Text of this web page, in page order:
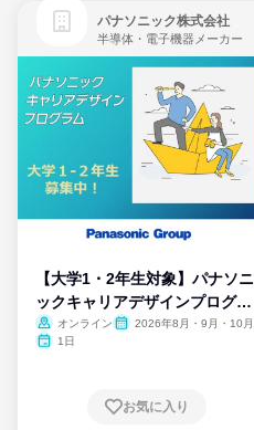
パナソニック株式会社
半導体・電子機器メーカー
【大学1・2年生対象】パナソニ
ックキャリアデザインプログラ
ム
オンライン
2026年8月・9月・10月
1日
お気に入り